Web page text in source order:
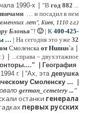
1990-х | "В год 882 ...
… и посадил в нем
лет", Киев, 1110 г.г.)
Блонья”! 🙂| К 400-425-
… | На сегодня это уже 32
Смоленска от Humus`a |
| ...справа – двухэтажное
Гeография
г. “Ах, эта девушка
Смоленску ...
german_cemetery ..."
останки генерала
первых русских